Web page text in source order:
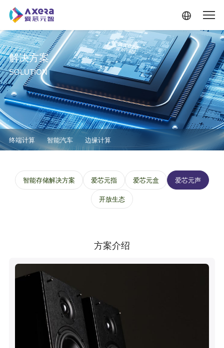
解决方案-二级菜单
终端计算 智能汽车 边缘计算
解决方案
SOLUTION
解决方案--边缘计算--三级菜单
智能存储解决方案 爱芯元指 爱芯元盒 爱芯元声
开放生态
方案介绍